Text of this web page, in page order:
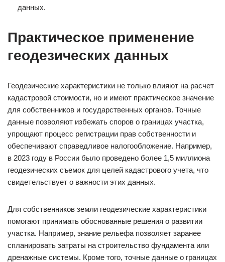
данных.
Практическое применение
геодезических данных
Геодезические характеристики не только влияют на расчет
кадастровой стоимости, но и имеют практическое значение
для собственников и государственных органов. Точные
данные позволяют избежать споров о границах участка,
упрощают процесс регистрации прав собственности и
обеспечивают справедливое налогообложение. Например,
в 2023 году в России было проведено более 1,5 миллиона
геодезических съемок для целей кадастрового учета, что
свидетельствует о важности этих данных.
Для собственников земли геодезические характеристики
помогают принимать обоснованные решения о развитии
участка. Например, знание рельефа позволяет заранее
спланировать затраты на строительство фундамента или
дренажные системы. Кроме того, точные данные о границах